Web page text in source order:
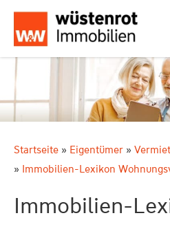
Startseite » Eigentümer »
» Immobilien-Lexikon
Immobilien-